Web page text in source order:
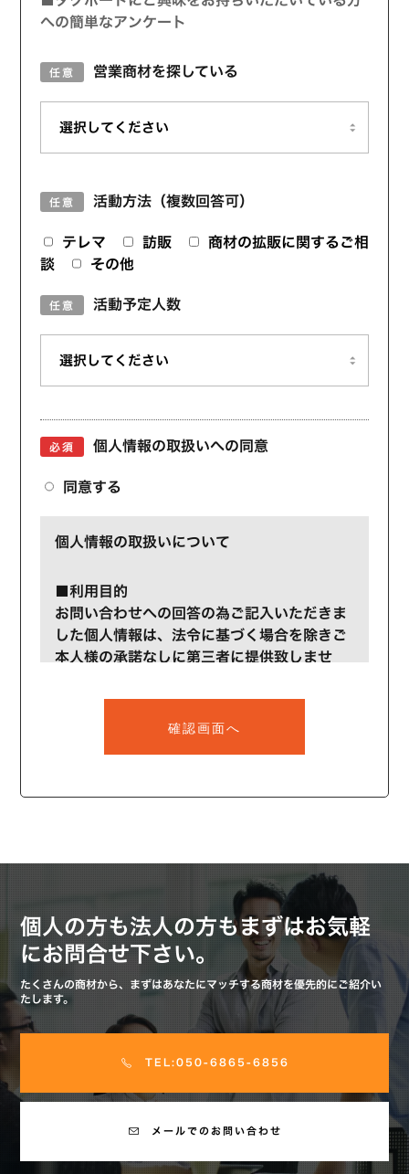
への簡単なアンケート
任意 営業商材を探している
任意 活動方法（複数回答可）
テレマ 訪販
商材の拡販に関するご相
談
その他
任意 活動予定人数
必須 個人情報の取扱いへの同意
同意する
個人情報の取扱いについて
■利用目的
お問い合わせへの回答の為ご記入いただきま
した個人情報は、法令に基づく場合を除きご
本人様の承諾なしに第三者に提供致しませ
がないようでしたら確認画面へ進み【送信す
る】ボタンをクリックしてください。
個人の方も法人の方もまずはお気軽
にお問合せ下さい。
たくさんの商材から、まずはあなたにマッチする商材を優先的にご紹介い
たします。
TEL:050-6865-6856
メールでのお問い合わせ